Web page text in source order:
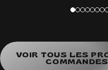
VOIR TOUS LES